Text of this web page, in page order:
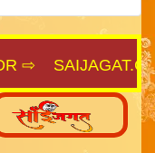
SAIJAGAT.COM||